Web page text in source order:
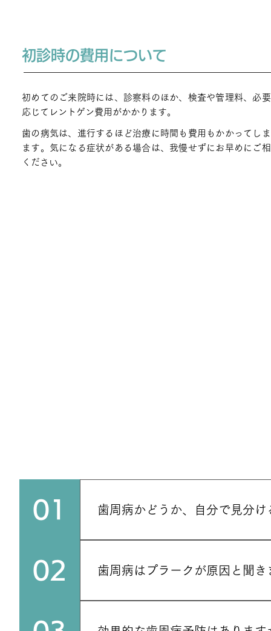
初診時の費用について
​ 初めてのご来院時には、診察料のほか、検査や管理料、必
応じてレントゲン費用がかかります。
歯の病気は、進行するほど治療に時間も費用もかかってし
ます。気になる症状がある場合は、我慢せずにお早めにご
ください。
01 歯周病かどうか、自分で見分
歯周病は、歯ぐきの痛み・腫れ・出血
性があります。歯周病は初期には自覚
02 歯周病はプラークが原因と聞
プラークとは、歯や被せ物の表面に付